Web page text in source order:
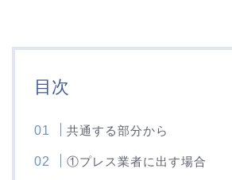
目次
共通する部分から
①プレス業者に出す場合